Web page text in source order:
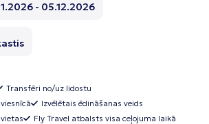
- 05.12.2026
Transfēri no/uz lidostu
Izvēlētais ēdināšanas veids
Fly Travel atbalsts visa ceļojuma laikā